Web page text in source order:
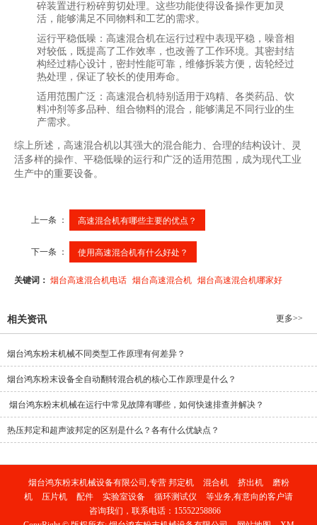
碎装置进行粉碎剪切处理。这些功能使得设备操作更加灵
活，能够满足不同物料和工艺的需求。
运行平稳低噪 ：高速混合机在运行过程中表现平稳，噪音相
对较低，既提高了工作效率，也改善了工作环境。其密封结
构经过精心设计，密封性能可靠，维修拆装方便，齿轮经过
热处理，保证了较长的使用寿命。
适用范围广泛 ：高速混合机特别适用于鸡精、各类药品、饮
料冲剂等多品种、组合物料的混合，能够满足不同行业的生
产需求。
综上所述，高速混合机以其强大的混合能力、合理的结构设计、灵
活多样的操作、平稳低噪的运行和广泛的适用范围，成为现代工业
生产中的重要设备。
上一条 ： 高速混合机有哪些主要的优点？
下一条 ： 使用高速混合机有什么好处？
关键词： 烟台高速混合机电话 烟台高速混合机 烟台高速混合机哪家好
相关资讯 更多>>
烟台鸿东粉末机械不同类型工作原理有何差异？
烟台鸿东粉末设备全自动翻转混合机的核心工作原理是什么？
烟台鸿东粉末机械在运行中常见故障有哪些，如何快速排查并解决？
热压邦定和超声波邦定的区别是什么？各有什么优缺点？
烟台鸿东粉末机械设备有限公司,专营 邦定机 混合机 挤出机
磨粉
机
压片机 配件 实验室设备 循环测试仪
等业务,有意向的客户请
咨询我们，联系电话： 15552258866